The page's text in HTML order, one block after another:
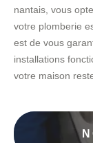
nantais, vous
votre plomberie
est de vous
installations
votre maison